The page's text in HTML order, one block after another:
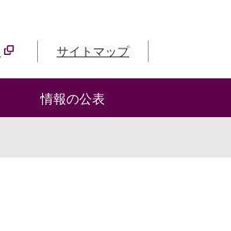
サイトマップ
情報の公表